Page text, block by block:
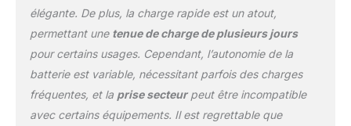
repos et votre bien-être ²
³ ⁴ Contenu de la boîte :
1x Samsung Galaxy
Watch FE, couleur Noir,
chargeur secteur 25W
(non compatible à date
élégante. De plus, la charge rapide est un atout,
permettant une tenue de charge de plusieurs jours
pour certains usages. Cependant, l’autonomie de la
batterie est variable, nécessitant parfois des charges
fréquentes, et la prise secteurpeut être incompatible
avec certains équipements. Il est regrettable que